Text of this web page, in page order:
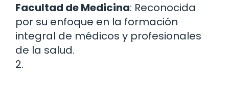
Facultad de Medicina: Reconocida
por su enfoque en la formación
integral de médicos y profesionales
de la salud.
2.